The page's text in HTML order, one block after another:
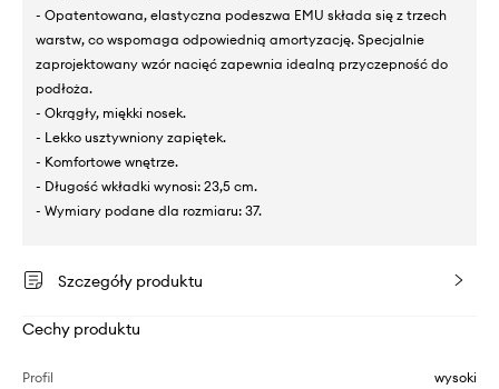
- Opatentowana, elastyczna podeszwa EMU składa się z trzech
warstw, co wspomaga odpowiednią amortyzację. Specjalnie
zaprojektowany wzór nacięć zapewnia idealną przyczepność do
podłoża.
- Okrągły, miękki nosek.
- Lekko usztywniony zapiętek.
- Komfortowe wnętrze.
- Długość wkładki wynosi: 23,5 cm.
- Wymiary podane dla rozmiaru: 37.
Szczegóły produktu
Cechy produktu
Profil wysoki